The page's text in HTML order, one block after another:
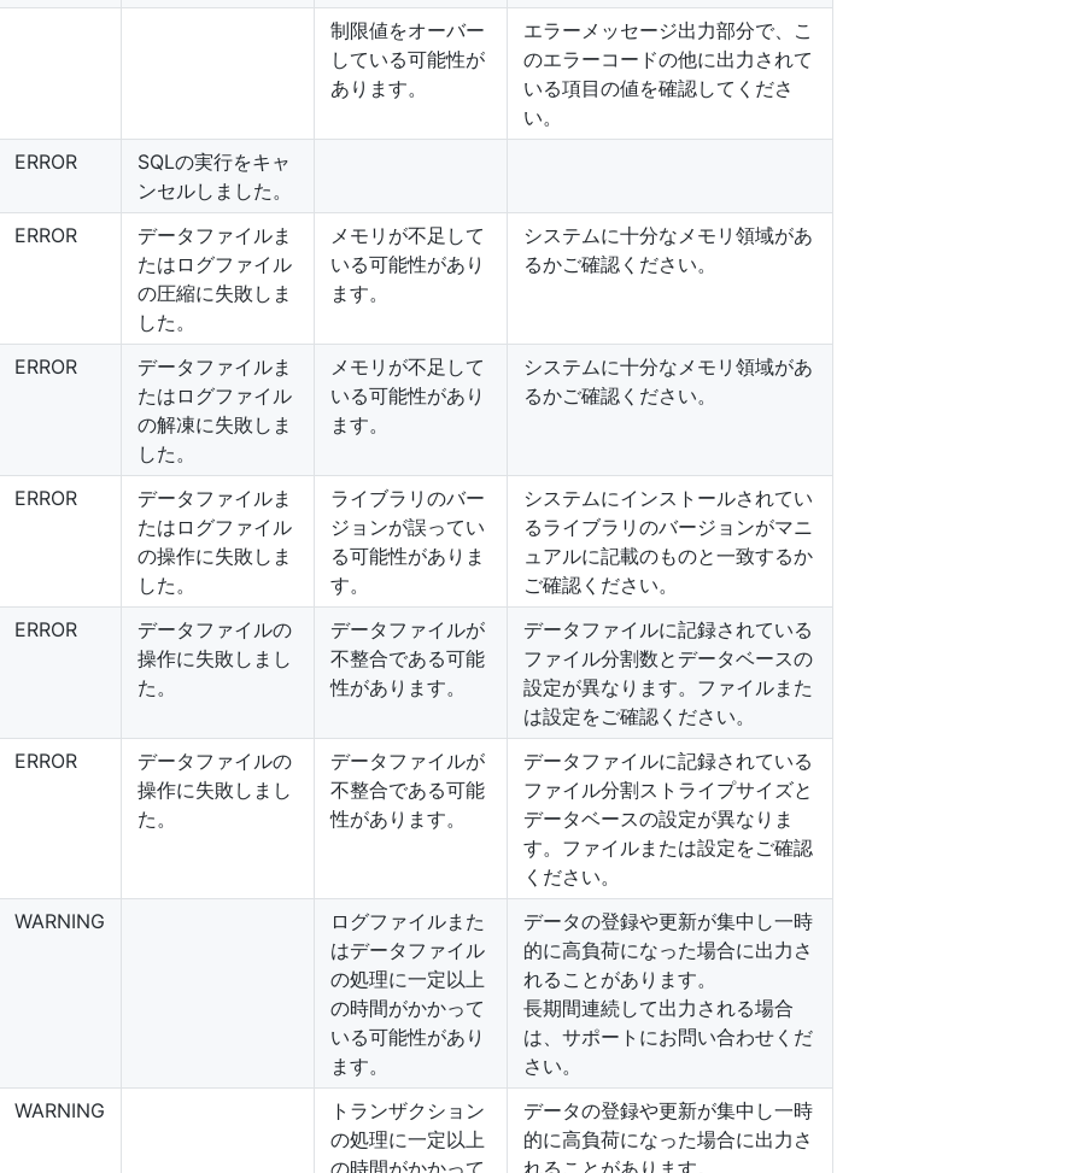
制限値をオーバー
している可能性が
あります。
エラーメッセージ出力部分で、こ
のエラーコードの他に出力されて
いる項目の値を確認してくださ
い。
ERROR
SQLの実行をキャ
ンセルしました。
ERROR
データファイルま
たはログファイル
の圧縮に失敗しま
した。
メモリが不足して
いる可能性があり
ます。
システムに十分なメモリ領域があ
るかご確認ください。
ERROR
データファイルま
たはログファイル
の解凍に失敗しま
した。
メモリが不足して
いる可能性があり
ます。
システムに十分なメモリ領域があ
るかご確認ください。
ERROR
データファイルま
たはログファイル
の操作に失敗しま
した。
ライブラリのバー
ジョンが誤ってい
る可能性がありま
す。
システムにインストールされてい
るライブラリのバージョンがマニ
ュアルに記載のものと一致するか
ご確認ください。
ERROR
データファイルの
操作に失敗しまし
た。
データファイルが
不整合である可能
性があります。
データファイルに記録されている
ファイル分割数とデータベースの
設定が異なります。ファイルまた
は設定をご確認ください。
ERROR
データファイルの
操作に失敗しまし
た。
データファイルが
不整合である可能
性があります。
データファイルに記録されている
ファイル分割ストライプサイズと
データベースの設定が異なりま
す。ファイルまたは設定をご確認
ください。
WARNING
ログファイルまた
はデータファイル
の処理に一定以上
の時間がかかって
いる可能性があり
ます。
データの登録や更新が集中し一時
的に高負荷になった場合に出力さ
れることがあります。
長期間連続して出力される場合
は、サポートにお問い合わせくだ
さい。
WARNING
トランザクション
の処理に一定以上
データの登録や更新が集中し一時
的に高負荷になった場合に出力さ